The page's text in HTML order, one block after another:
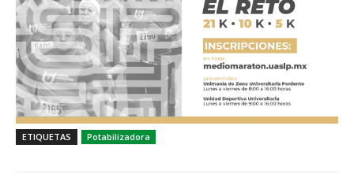
ETIQUETAS Potabilizadora